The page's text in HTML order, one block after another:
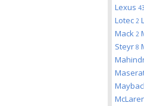
Lexus 43
Lotec 2
Mack 2
Steyr 8